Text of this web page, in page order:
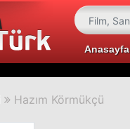
Anasayfa
Hazım Körmükçü